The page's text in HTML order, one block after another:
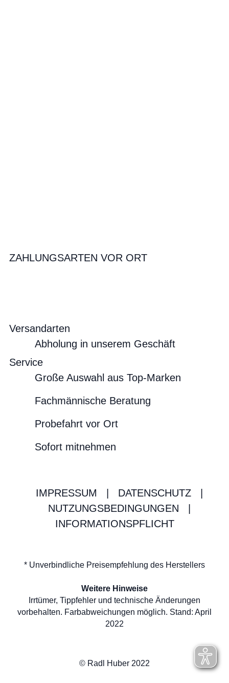
ZAHLUNGSARTEN VOR ORT
Versandarten
Abholung in unserem Geschäft
Service
Große Auswahl aus Top-Marken
Fachmännische Beratung
Probefahrt vor Ort
Sofort mitnehmen
IMPRESSUM DATENSCHUTZ
NUTZUNGSBEDINGUNGEN
INFORMATIONSPFLICHT
* Unverbindliche Preisempfehlung des Herstellers
Weitere Hinweise
Irrtümer, Tippfehler und technische Änderungen
vorbehalten. Farbabweichungen möglich. Stand: April
2022
© Radl Huber 2022